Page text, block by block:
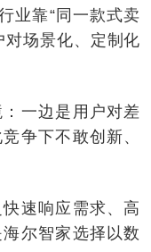
业靠“同一款式卖
对场景化、定制化
一边是用户对差
争下不敢创新、
速响应需求、高
尔智家选择以数